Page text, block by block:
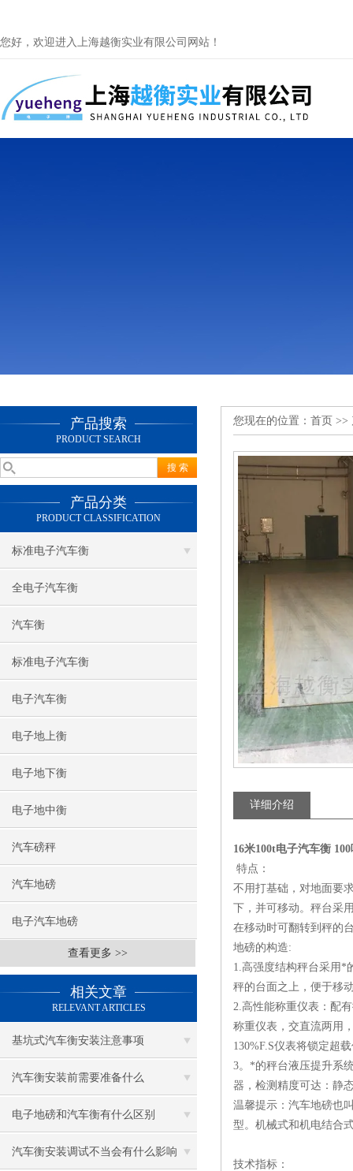
您好，欢迎进入上海越衡实业有限公司网站！
产品搜索
PRODUCT SEARCH
产品分类
PRODUCT CLASSIFICATION
标准电子汽车衡
全电子汽车衡
汽车衡
标准电子汽车衡
电子汽车衡
电子地上衡
电子地下衡
电子地中衡
汽车磅秤
汽车地磅
电子汽车地磅
查看更多 >>
相关文章
RELEVANT ARTICLES
基坑式汽车衡安装注意事项
汽车衡安装前需要准备什么
电子地磅和汽车衡有什么区别
汽车衡安装调试不当会有什么影响
您现在的位置： 首页 >>
详细介绍
16米100t电子汽车衡
特点：
不用打基础，对地面要
下，并可移动。秤台采
在移动时可翻转到秤的
地磅的构造:
1.高强度结构秤台采用*
秤的台面之上，便于移
2.高性能称重仪表：配
称重仪表，交直流两用
130%F.S仪表将锁定超
3。*的秤台液压提升系
器，检测精度可达：静
温馨提示：汽车地磅也
型。机械式和机电结合
技术指标：